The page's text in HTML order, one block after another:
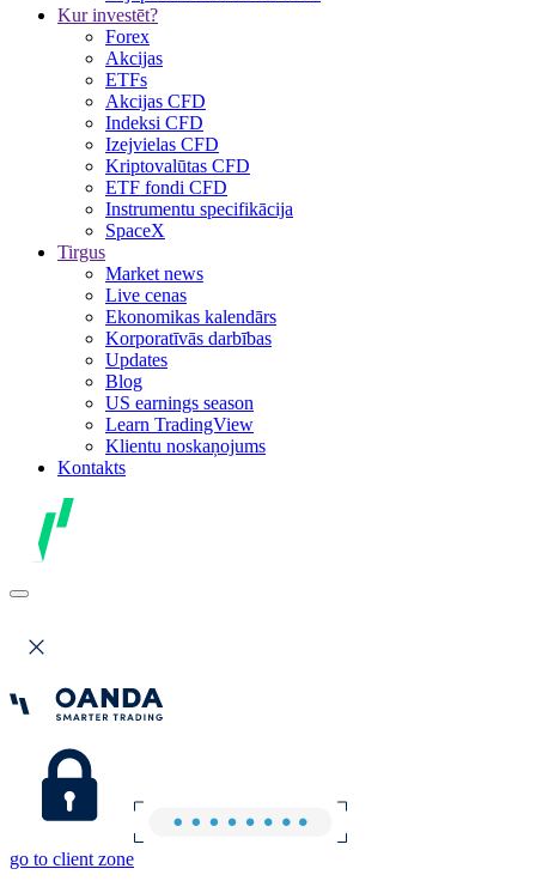
Kur investēt?
Forex
Akcijas
ETFs
Akcijas CFD
Indeksi CFD
Izejvielas CFD
Kriptovalūtas CFD
ETF fondi CFD
Instrumentu specifikācija
SpaceX
Tirgus
Market news
Live cenas
Ekonomikas kalendārs
Korporatīvās darbības
Updates
Blog
US earnings season
Learn TradingView
Klientu noskaņojums
Kontakts
go to client zone